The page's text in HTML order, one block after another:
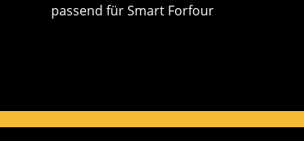
passend für Smart Forfour